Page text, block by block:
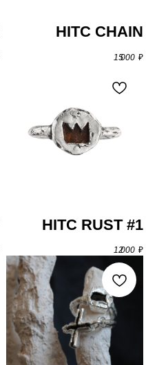
HITC CHAIN
15 000 ₽
HITC RUST #1
12 000 ₽